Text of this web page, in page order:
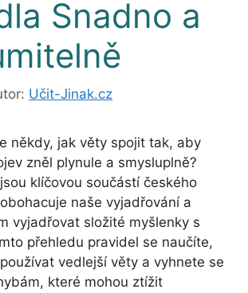
Snadno a
Učit-Jinak.cz
někdy, jak věty spojit tak, aby
zněl plynule a smysluplně?
klíčovou součástí českého
naše vyjadřování a
vyjadřovat složité myšlenky s
přehledu pravidel se naučíte,
vedlejší věty a vyhnete se
které mohou ztížit